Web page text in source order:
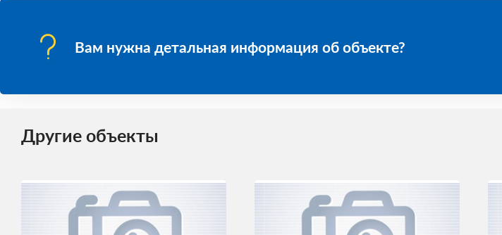
Вам нужна детальная информация об объекте?
Другие объекты